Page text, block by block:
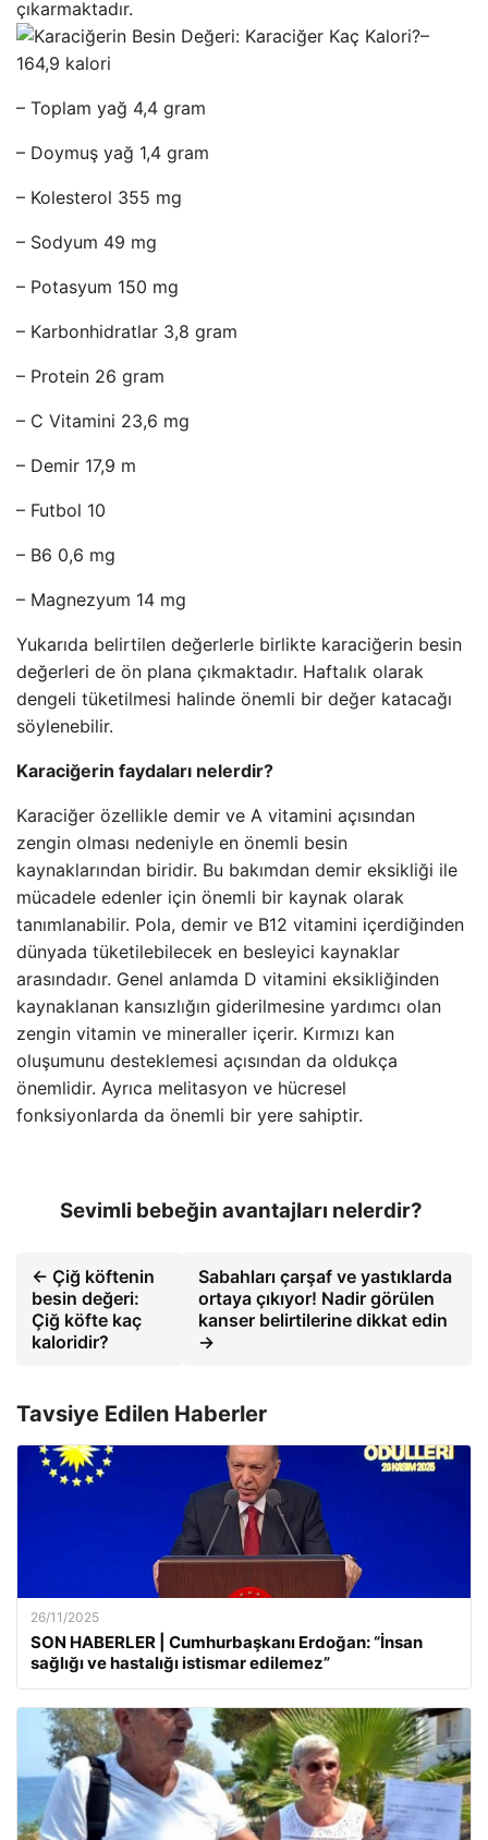
çıkarmaktadır.
–
164,9 kalori
– Toplam yağ 4,4 gram
– Doymuş yağ 1,4 gram
– Kolesterol 355 mg
– Sodyum 49 mg
– Potasyum 150 mg
– Karbonhidratlar 3,8 gram
– Protein 26 gram
– C Vitamini 23,6 mg
– Demir 17,9 m
– Futbol 10
– B6 0,6 mg
– Magnezyum 14 mg
Yukarıda belirtilen değerlerle birlikte karaciğerin besin
değerleri de ön plana çıkmaktadır. Haftalık olarak
dengeli tüketilmesi halinde önemli bir değer katacağı
söylenebilir.
Karaciğerin faydaları nelerdir?
Karaciğer özellikle demir ve A vitamini açısından
zengin olması nedeniyle en önemli besin
kaynaklarından biridir. Bu bakımdan demir eksikliği ile
mücadele edenler için önemli bir kaynak olarak
tanımlanabilir. Pola, demir ve B12 vitamini içerdiğinden
dünyada tüketilebilecek en besleyici kaynaklar
arasındadır. Genel anlamda D vitamini eksikliğinden
kaynaklanan kansızlığın giderilmesine yardımcı olan
zengin vitamin ve mineraller içerir. Kırmızı kan
oluşumunu desteklemesi açısından da oldukça
önemlidir. Ayrıca melitasyon ve hücresel
fonksiyonlarda da önemli bir yere sahiptir.
Sevimli bebeğin avantajları nelerdir?
← Çiğ köftenin
besin değeri:
Çiğ köfte kaç
kaloridir?
Sabahları çarşaf ve yastıklarda
ortaya çıkıyor! Nadir görülen
kanser belirtilerine dikkat edin
→
Tavsiye Edilen Haberler
26/11/2025
SON HABERLER | Cumhurbaşkanı Erdoğan: “İnsan
sağlığı ve hastalığı istismar edilemez”